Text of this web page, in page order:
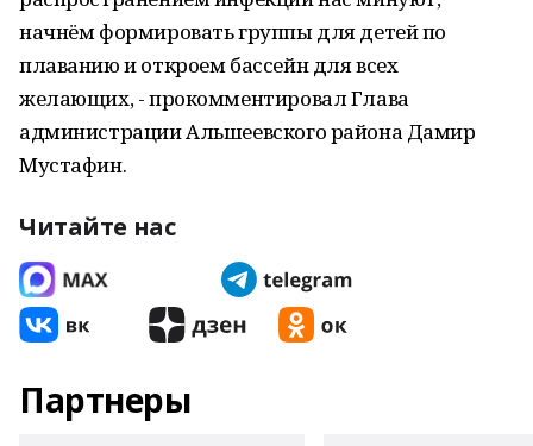
начнём формировать группы для детей по
плаванию и откроем бассейн для всех
желающих, - прокомментировал Глава
администрации Альшеевского района Дамир
Мустафин.
Читайте нас
Партнеры